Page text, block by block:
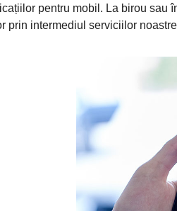
pentru mobil. La birou sau
intermediul serviciilor